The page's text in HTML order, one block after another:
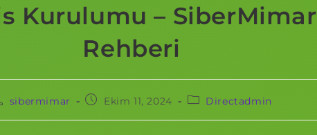
Kurulumu – SiberMimar
Rehberi
sibermimar Ekim 11, 2024 Directadmin